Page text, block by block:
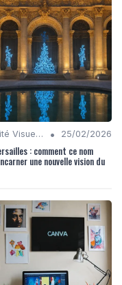
Identité Visuelle et Branding • 25/02/2026
: comment ce nom
une nouvelle vision du